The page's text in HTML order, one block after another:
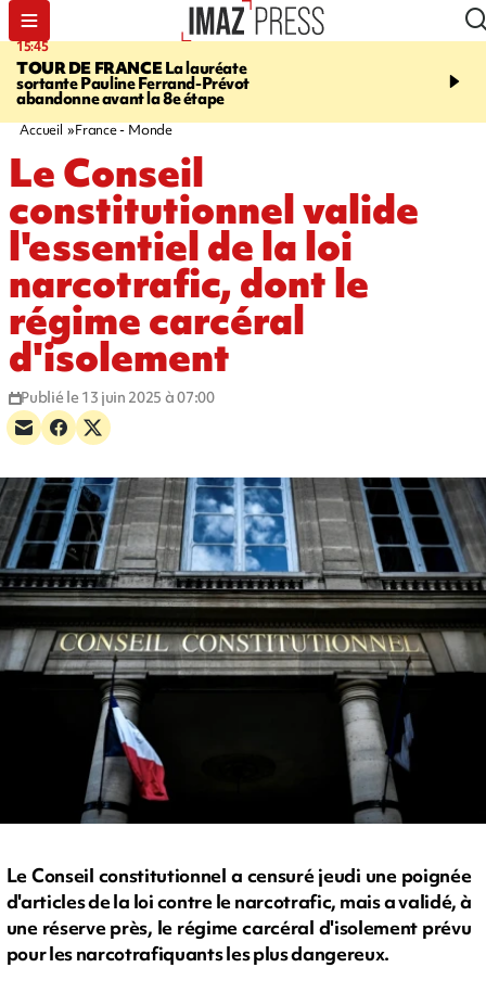
15:45
TOUR DE FRANCELa lauréate
sortante Pauline Ferrand-Prévot
abandonne avant la 8e étape
20:17
routière, concours de
Accueil France - Monde
Le Conseil
constitutionnel valide
l'essentiel de la loi
narcotrafic, dont le
régime carcéral
d'isolement
Publié le 13 juin 2025 à 07:00
Le Conseil constitutionnel a censuré jeudi une poignée
d'articles de la loi contre le narcotrafic, mais a validé, à
une réserve près, le régime carcéral d'isolement prévu
pour les narcotrafiquants les plus dangereux.